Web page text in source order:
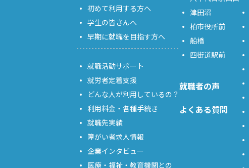
初めて利用する方へ
学生の皆さんへ
早期に就職を目指す方へ
就職活動サポート
就労者定着支援
どんな人が利用しているの？
利用料金・各種手続き
就職先実績
障がい者求人情報
企業インタビュー
医療・福祉・教育機関との
津田沼
柏市役所前
船橋
四街道駅前
就職者の声
よくある質問